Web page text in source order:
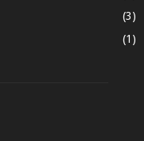
(3)
(1)